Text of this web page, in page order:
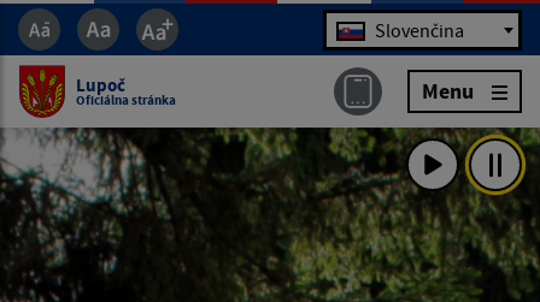
Jazyk Slovenčina
Lupoč
Oficiálna stránka Menu